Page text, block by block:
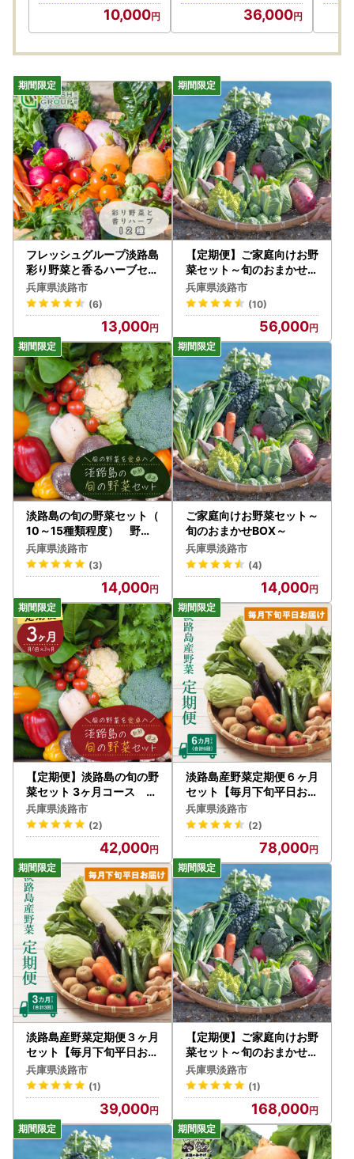
10,000 36,000
フレッシュグループ淡路島
彩り野菜と香るハーブセッ
ト 野菜
兵庫県淡路市
(6)
13,000
【定期便】ご家庭向けお野
菜セット～旬のおまかせB
OX～春夏秋冬4回分
兵庫県淡路市
(10)
56,000
淡路島の旬の野菜セット（
10～15種類程度） 野菜
詰め合わせ
兵庫県淡路市
(3)
14,000
ご家庭向けお野菜セット～
旬のおまかせBOX～
兵庫県淡路市
(4)
14,000
【定期便】淡路島の旬の野
菜セット 3ヶ月コース 野
菜詰め合わせ
兵庫県淡路市
(2)
42,000
淡路島産野菜定期便６ヶ月
セット【毎月下旬平日お届
け】
兵庫県淡路市
(2)
78,000
淡路島産野菜定期便３ヶ月
セット【毎月下旬平日お届
け】
兵庫県淡路市
(1)
39,000
【定期便】ご家庭向けお野
菜セット～旬のおまかせB
OX～毎月12回分（1年間
）
兵庫県淡路市
(1)
168,000